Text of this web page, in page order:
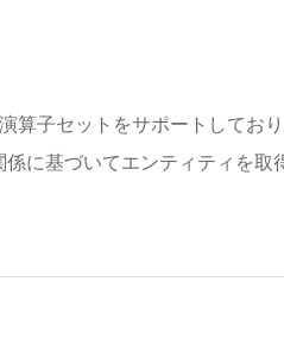
算子セットをサポートしてお
に基づいてエンティティを取